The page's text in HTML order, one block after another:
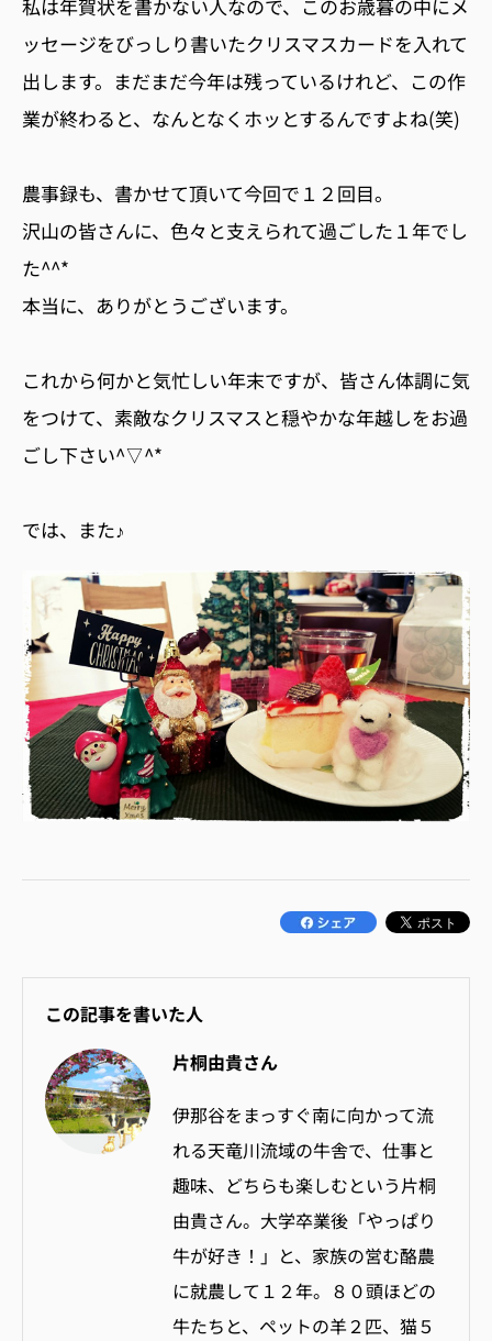
私は年賀状を書かない人なので、このお歳暮の中にメ
ッセージをびっしり書いたクリスマスカードを入れて
出します。まだまだ今年は残っているけれど、この作
業が終わると、なんとなくホッとするんですよね(笑)
農事録も、書かせて頂いて今回で１２回目。
沢山の皆さんに、色々と支えられて過ごした１年でし
た^^*
本当に、ありがとうございます。
これから何かと気忙しい年末ですが、皆さん体調に気
をつけて、素敵なクリスマスと穏やかな年越しをお過
ごし下さい^▽^*
では、また♪
この記事を書いた人
片桐由貴さん
伊那谷をまっすぐ南に向かって流
れる天竜川流域の牛舎で、仕事と
趣味、どちらも楽しむという片桐
由貴さん。大学卒業後「やっぱり
牛が好き！」と、家族の営む酪農
に就農して１２年。８０頭ほどの
牛たちと、ペットの羊２匹、猫５